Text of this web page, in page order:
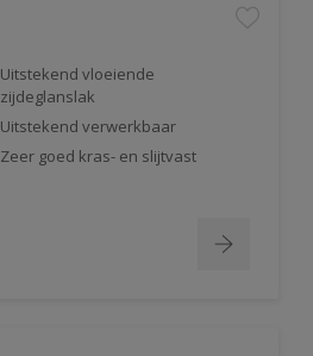
Uitstekend vloeiende
zijdeglanslak
Uitstekend verwerkbaar
Zeer goed kras- en slijtvast